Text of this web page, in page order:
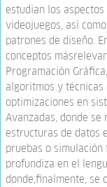
estudian los
videojuegos, así
patrones de diseño.
conceptos
Programación
algoritmos y
optimizaciones en
Avanzadas, donde
estructuras de datos
pruebas o simulación
profundiza en el
donde,finalmente, se